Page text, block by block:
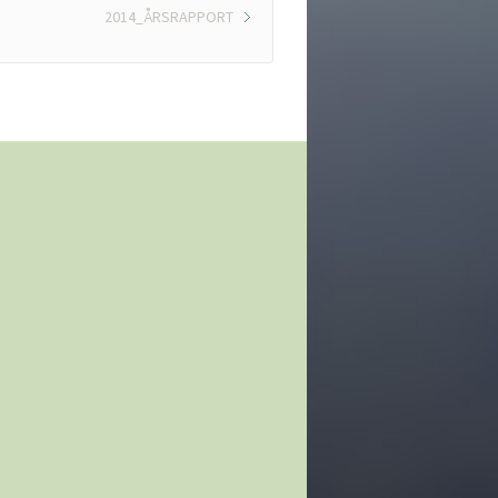
2014_ÅRSRAPPORT